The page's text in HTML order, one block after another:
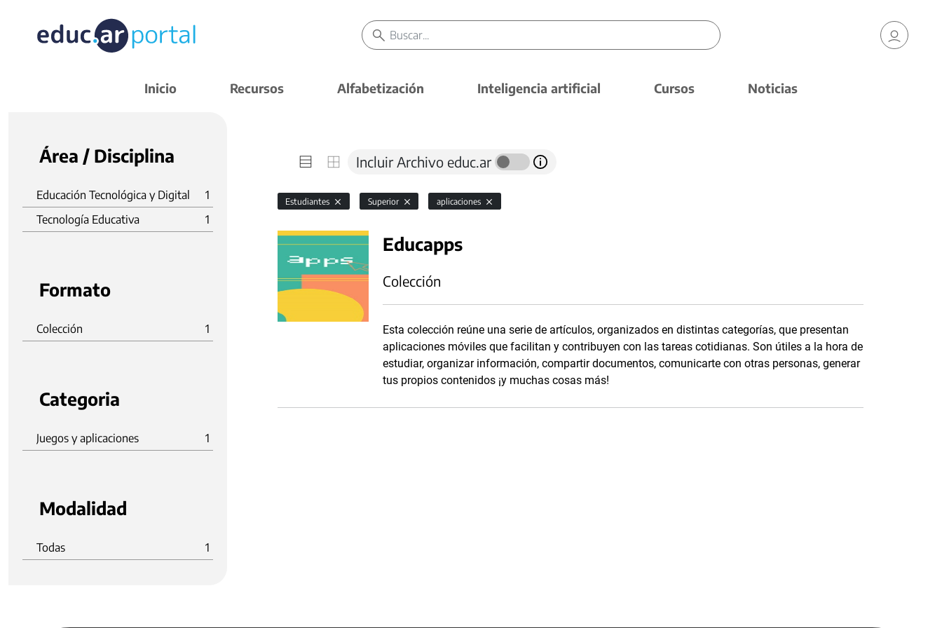
Inicio Recursos Alfabetización Inteligencia artificial Cursos Noticias
Área / Disciplina
Educación Tecnológica y Digital
1
Tecnología Educativa
1
Formato
Colección 1
Categoria
Juegos y aplicaciones 1
Modalidad
Todas 1
Incluir Archivo educ.ar
Estudiantes Superior aplicaciones
Educapps
Colección
Esta colección reúne una serie de artículos, organizados en distintas categorías, que presentan
aplicaciones móviles que facilitan y contribuyen con las tareas cotidianas. Son útiles a la hora de
estudiar, organizar información, compartir documentos, comunicarte con otras personas, generar
tus propios contenidos ¡y muchas cosas más!